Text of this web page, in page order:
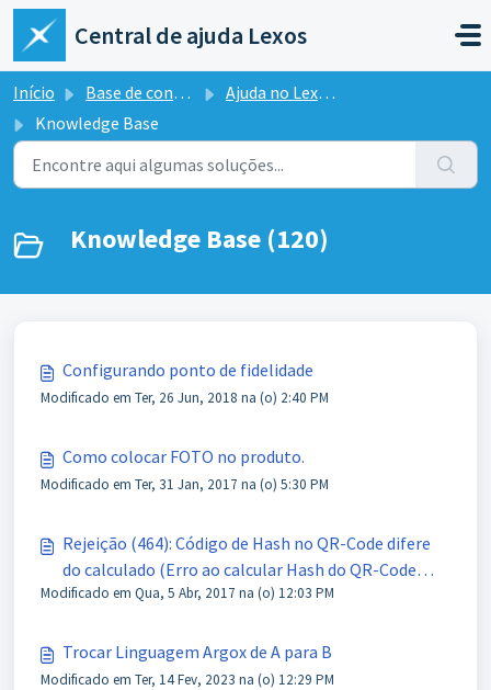
Ir para o conteúdo principal
Central de ajuda Lexos
Início Base de conhecimento
Ajuda no Lexos ERP
Knowledge Base
Knowledge Base (120)
Configurando ponto de fidelidade
Modificado em Ter, 26 Jun, 2018 na (o) 2:40 PM
Como colocar FOTO no produto.
Modificado em Ter, 31 Jan, 2017 na (o) 5:30 PM
Rejeição (464): Código de Hash no QR-Code difere
do calculado (Erro ao calcular Hash do QR-Code
NFC-e).
Modificado em Qua, 5 Abr, 2017 na (o) 12:03 PM
Trocar Linguagem Argox de A para B
Modificado em Ter, 14 Fev, 2023 na (o) 12:29 PM